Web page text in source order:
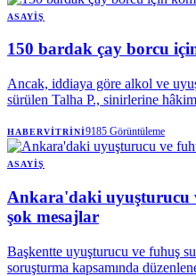
ASAYIŞ
150 bardak çay borcu
Ancak, iddiaya göre alkol ve
sürülen Talha P., sinirlerine
HABERVITRINI9185 Görüntüleme
ASAYIŞ
Ankara'daki uyuşturucu
şok mesajlar
Başkentte uyuşturucu ve fuhuş
soruşturma kapsamında